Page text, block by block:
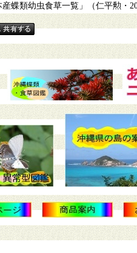
蝶類幼虫食草一覧」（仁平勲・